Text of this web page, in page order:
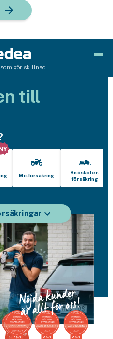
gör skillnad
till
Mc-försäkring
Snöskoter­
försäkring